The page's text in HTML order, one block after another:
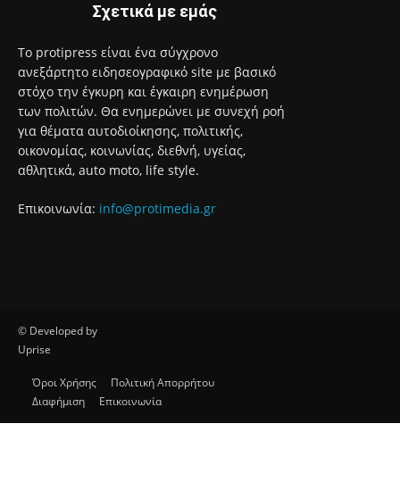
Σχετικά με εμάς
Το protipress είναι ένα σύγχρονο
ανεξάρτητο ειδησεογραφικό site με βασικό
στόχο την έγκυρη και έγκαιρη ενημέρωση
των πολιτών. Θα ενημερώνει με συνεχή ροή
για θέματα αυτοδιοίκησης, πολιτικής,
οικονομίας, κοινωνίας, διεθνή, υγείας,
αθλητικά, auto moto, life style.
Επικοινωνία: info@protimedia.gr
© Developed by
Uprise
Όροι Χρήσης
Πολιτική Απορρήτου
Διαφήμιση
Επικοινωνία